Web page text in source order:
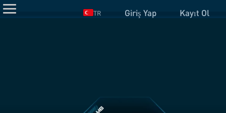
TR Giriş Yap Kayıt Ol